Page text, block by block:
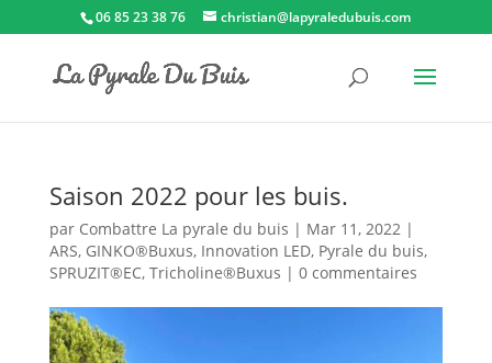
06 85 23 38 76 christian@lapyraledubuis.com
Saison 2022 pour les buis.
par Combattre La pyrale du buis | Mar 11, 2022|
ARS, GINKO®Buxus, Innovation LED, Pyrale du buis,
SPRUZIT®EC, Tricholine®Buxus | 0 commentaires